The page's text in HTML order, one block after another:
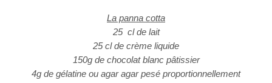
La panna cotta
25 cl de lait
25 cl de crème liquide
150g de chocolat blanc pâtissier
4g de gélatine ou agar agar pesé proportionnellement